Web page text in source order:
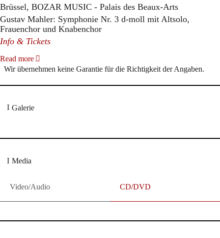
Brüssel, BOZAR MUSIC - Palais des Beaux-Arts
Gustav Mahler: Symphonie Nr. 3 d-moll mit Altsolo,
Frauenchor und Knabenchor
Info & Tickets
Read more
Wir übernehmen keine Garantie für die Richtigkeit der Angaben.
Galerie
Media
Video/Audio CD/DVD